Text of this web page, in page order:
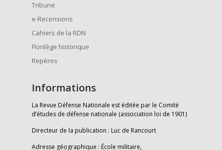
Tribune
e-Recensions
Cahiers de la RDN
Florilège historique
Repères
Informations
La Revue Défense Nationale est éditée par le Comité
d’études de défense nationale (association loi de 1901)
Directeur de la publication : Luc de Rancourt
Adresse géographique : École militaire,